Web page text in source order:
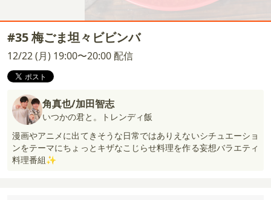
#35 梅ごま坦々ビビンバ
12/22 (月) 19:00〜20:00 配信
角真也/加田智志
いつかの君と。トレンディ飯
漫画やアニメに出てきそうな日常ではありえないシチュエーショ
ンをテーマにちょっとキザなこじらせ料理を作る妄想バラエティ
料理番組✨